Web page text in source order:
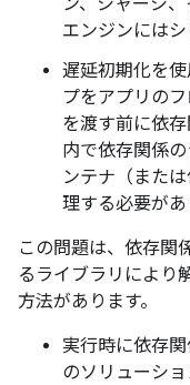
エンジンにはシ
遅延初期化を
プをアプリの
を渡す前に依
内で依存関係
ンテナ（また
理する必要があ
この問題は、依存関
るライブラリにより
方法があります。
実行時に依存
のソリューショ